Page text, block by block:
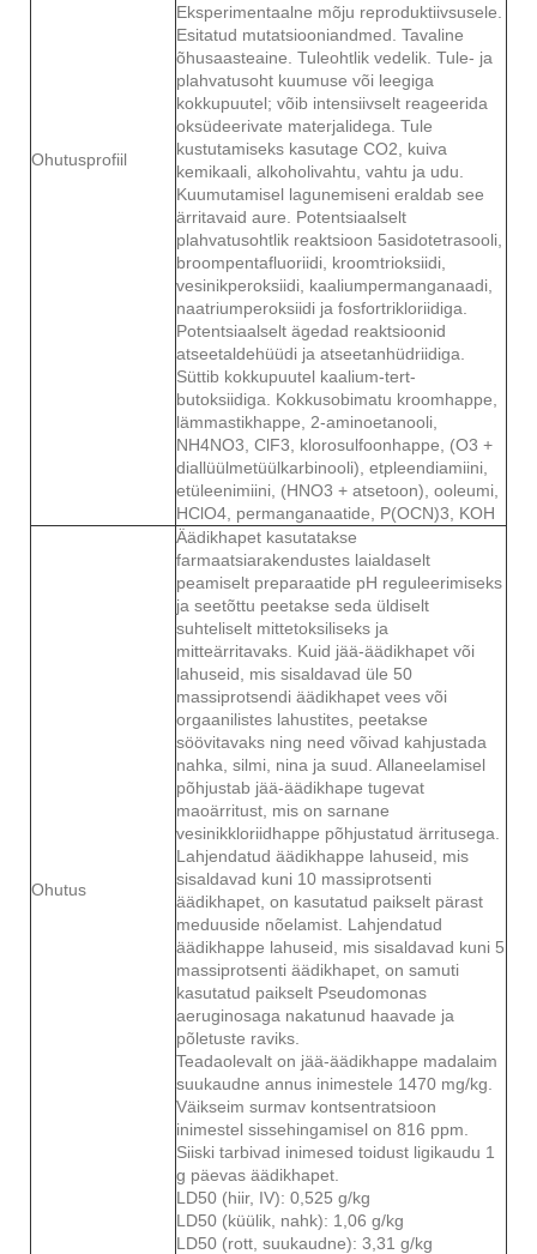
Ohutusprofiil
Eksperimentaalne mõju reproduktiivsusele.
Esitatud mutatsiooniandmed. Tavaline
õhusaasteaine. Tuleohtlik vedelik. Tule- ja
plahvatusoht kuumuse või leegiga
kokkupuutel; võib intensiivselt reageerida
oksüdeerivate materjalidega. Tule
kustutamiseks kasutage CO2, kuiva
kemikaali, alkoholivahtu, vahtu ja udu.
Kuumutamisel lagunemiseni eraldab see
ärritavaid aure. Potentsiaalselt
plahvatusohtlik reaktsioon 5asidotetrasooli,
broompentafluoriidi, kroomtrioksiidi,
vesinikperoksiidi, kaaliumpermanganaadi,
naatriumperoksiidi ja fosfortrikloriidiga.
Potentsiaalselt ägedad reaktsioonid
atseetaldehüüdi ja atseetanhüdriidiga.
Süttib kokkupuutel kaalium-tert-
butoksiidiga. Kokkusobimatu kroomhappe,
lämmastikhappe, 2-aminoetanooli,
NH4NO3, ClF3, klorosulfoonhappe, (O3 +
diallüülmetüülkarbinooli), etpleendiamiini,
etüleenimiini, (HNO3 + atsetoon), ooleumi,
HClO4, permanganaatide, P(OCN)3, KOH
Ohutus
Äädikhapet kasutatakse
farmaatsiarakendustes laialdaselt
peamiselt preparaatide pH reguleerimiseks
ja seetõttu peetakse seda üldiselt
suhteliselt mittetoksiliseks ja
mitteärritavaks. Kuid jää-äädikhapet või
lahuseid, mis sisaldavad üle 50
massiprotsendi äädikhapet vees või
orgaanilistes lahustites, peetakse
söövitavaks ning need võivad kahjustada
nahka, silmi, nina ja suud. Allaneelamisel
põhjustab jää-äädikhape tugevat
maoärritust, mis on sarnane
vesinikkloriidhappe põhjustatud ärritusega.
Lahjendatud äädikhappe lahuseid, mis
sisaldavad kuni 10 massiprotsenti
äädikhapet, on kasutatud paikselt pärast
meduuside nõelamist. Lahjendatud
äädikhappe lahuseid, mis sisaldavad kuni 5
massiprotsenti äädikhapet, on samuti
kasutatud paikselt Pseudomonas
aeruginosaga nakatunud haavade ja
põletuste raviks.
Teadaolevalt on jää-äädikhappe madalaim
suukaudne annus inimestele 1470 mg/kg.
Väikseim surmav kontsentratsioon
inimestel sissehingamisel on 816 ppm.
Siiski tarbivad inimesed toidust ligikaudu 1
g päevas äädikhapet.
LD50 (hiir, IV): 0,525 g/kg
LD50 (küülik, nahk): 1,06 g/kg
LD50 (rott, suukaudne): 3,31 g/kg